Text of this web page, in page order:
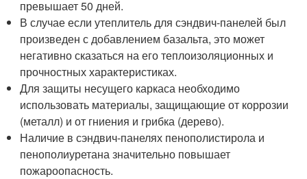
превышает 50 дней.
В случае если утеплитель для сэндвич-панелей был
произведен с добавлением базальта, это может
негативно сказаться на его теплоизоляционных и
прочностных характеристиках.
Для защиты несущего каркаса необходимо
использовать материалы, защищающие от коррозии
(металл) и от гниения и грибка (дерево).
Наличие в сэндвич-панелях пенополистирола и
пенополиуретана значительно повышает
пожароопасность.